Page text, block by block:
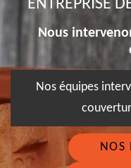
ENTREPRISE
Nous
Nos équipes
NOS